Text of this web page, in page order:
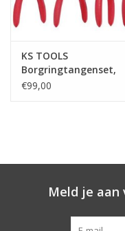
Handgereedschap
Luchtgereedschap
KS TOOLS
Borgringtangenset,
19-60mm, 4-dlg -
€99,00
Meld je aan